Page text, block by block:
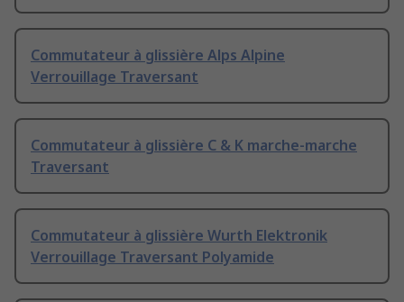
Commutateur à glissière Alps Alpine
Verrouillage Traversant
Commutateur à glissière C & K marche-marche
Traversant
Commutateur à glissière Wurth Elektronik
Verrouillage Traversant Polyamide